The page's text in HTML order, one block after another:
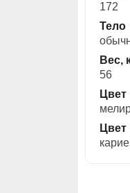
172
Тело
Вес,
56
Цвет
Цвет
карие